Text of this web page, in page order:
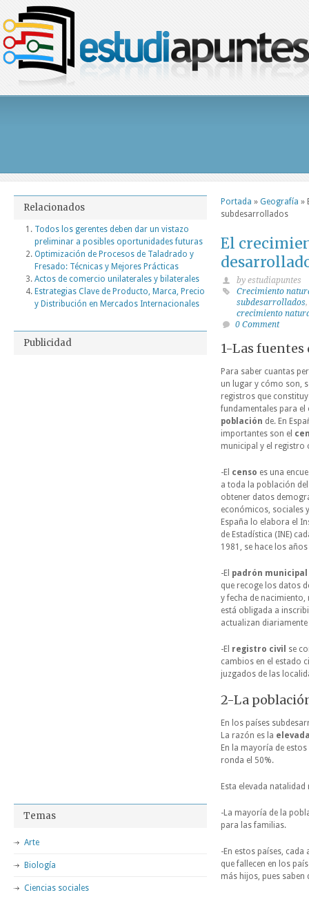
Portada » Geografía »
subdesarrollados
El
by estudiapuntes
Crecimiento
subdesarrollados,
crecimiento
0 Comment
1-Las
Para saber cuantas
un lugar y cómo son,
registros que
fundamentales para el
población de. En
importantes son el
municipal y el registro
-El censo es una
a toda la población
obtener datos
económicos, sociales
España lo elabora el
de Estadística (INE)
1981, se hace los
-El padrón municipal
que recoge los datos
y fecha de
está obligada a
actualizan
-El registro civil
se
cambios en el estado
juzgados de las
2-La
En los países
La razón es la
En la mayoría de
ronda el 50%.
Esta elevada
-La mayoría de la
para las familias.
-En estos países,
que fallecen en los
más hijos, pues
Relacionados
Todos los gerentes deben dar un vistazo
preliminar a posibles oportunidades futuras
Optimización de Procesos de Taladrado y
Fresado: Técnicas y Mejores Prácticas
Actos de comercio unilaterales y bilaterales
Estrategias Clave de Producto, Marca, Precio
y Distribución en Mercados Internacionales
Publicidad
Temas
Arte
Biología
Ciencias sociales